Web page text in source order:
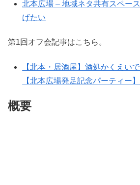
北本広場 – 地域ネタ共有スペー
げたい
第1回オフ会記事はこちら。
【北本・居酒屋】酒処かくえい
【北本広場発足記念パーティー】
概要